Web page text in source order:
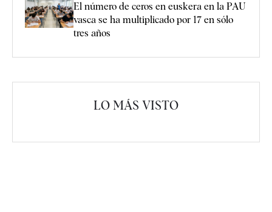
El número de ceros en euskera en la PAU
vasca se ha multiplicado por 17 en sólo
tres años
LO MÁS VISTO